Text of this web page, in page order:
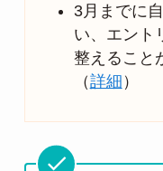
3月までに
い、​エント
整えること
（詳細 ）